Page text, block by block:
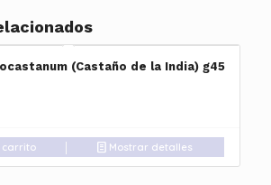
(Castaño de la India) g45
Mostrar detalles